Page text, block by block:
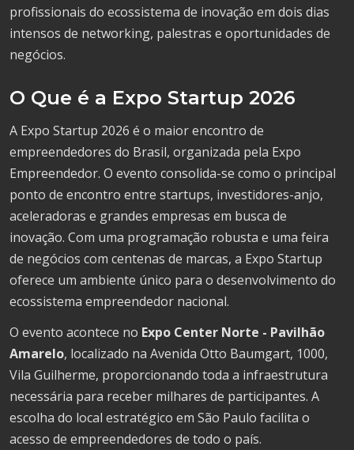
profissionais do ecossistema de inovação em dois dias
intensos de networking, palestras e oportunidades de
negócios.
O Que é a Expo Startup 2026
A Expo Startup 2026 é o maior encontro de
empreendedores do Brasil, organizada pela Expo
Empreendedor. O evento consolida-se como o principal
ponto de encontro entre startups, investidores-anjo,
aceleradoras e grandes empresas em busca de
inovação. Com uma programação robusta e uma feira
de negócios com centenas de marcas, a Expo Startup
oferece um ambiente único para o desenvolvimento do
ecossistema empreendedor nacional.
O evento acontece no Expo Center Norte - Pavilhão
Amarelo, localizado na Avenida Otto Baumgart, 1000,
Vila Guilherme, proporcionando toda a infraestrutura
necessária para receber milhares de participantes. A
escolha do local estratégico em São Paulo facilita o
acesso de empreendedores de todo o país.